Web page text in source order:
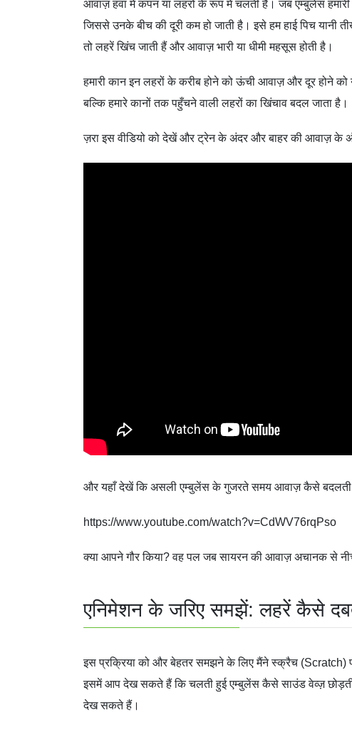
आवाज़ हवा में कंपन या लहरों के रूप में चलती है। जब एम्बुलेंस
जिससे उनके बीच की दूरी कम हो जाती है। इसे हम हाई पिच
तो लहरें खिंच जाती हैं और आवाज़ भारी या धीमी महसूस होती है।
हमारी कान इन लहरों के करीब होने को ऊंची आवाज़ और दूर होने
बल्कि हमारे कानों तक पहुँचने वाली लहरों का खिंचाव बदल जाता है।
ज़रा इस वीडियो को देखें और ट्रेन के अंदर और बाहर की आवाज़ के
और यहाँ देखें कि असली एम्बुलेंस के गुजरते समय आवाज़ कैसे बदलती
https://www.youtube.com/watch?v=CdWV76rqPso
क्या आपने गौर किया? वह पल जब सायरन की आवाज़ अचानक से
एनिमेशन के जरिए समझें: लहरें कैसे
इस प्रक्रिया को और बेहतर समझने के लिए मैंने स्क्रैच (Scratch)
इसमें आप देख सकते हैं कि चलती हुई एम्बुलेंस कैसे साउंड वेव्ज़
देख सकते हैं।